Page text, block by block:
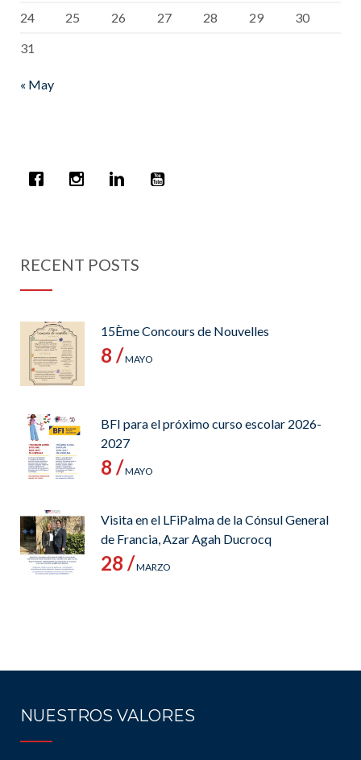
24 25 26 27 28 29
30
31
« May
RECENT POSTS
15Ème Concours de Nouvelles
8 /MAYO
BFI para el próximo curso escolar 2026-
2027
8 /MAYO
Visita en el LFiPalma de la Cónsul General
de Francia, Azar Agah Ducrocq
28 /MARZO
NUESTROS VALORES